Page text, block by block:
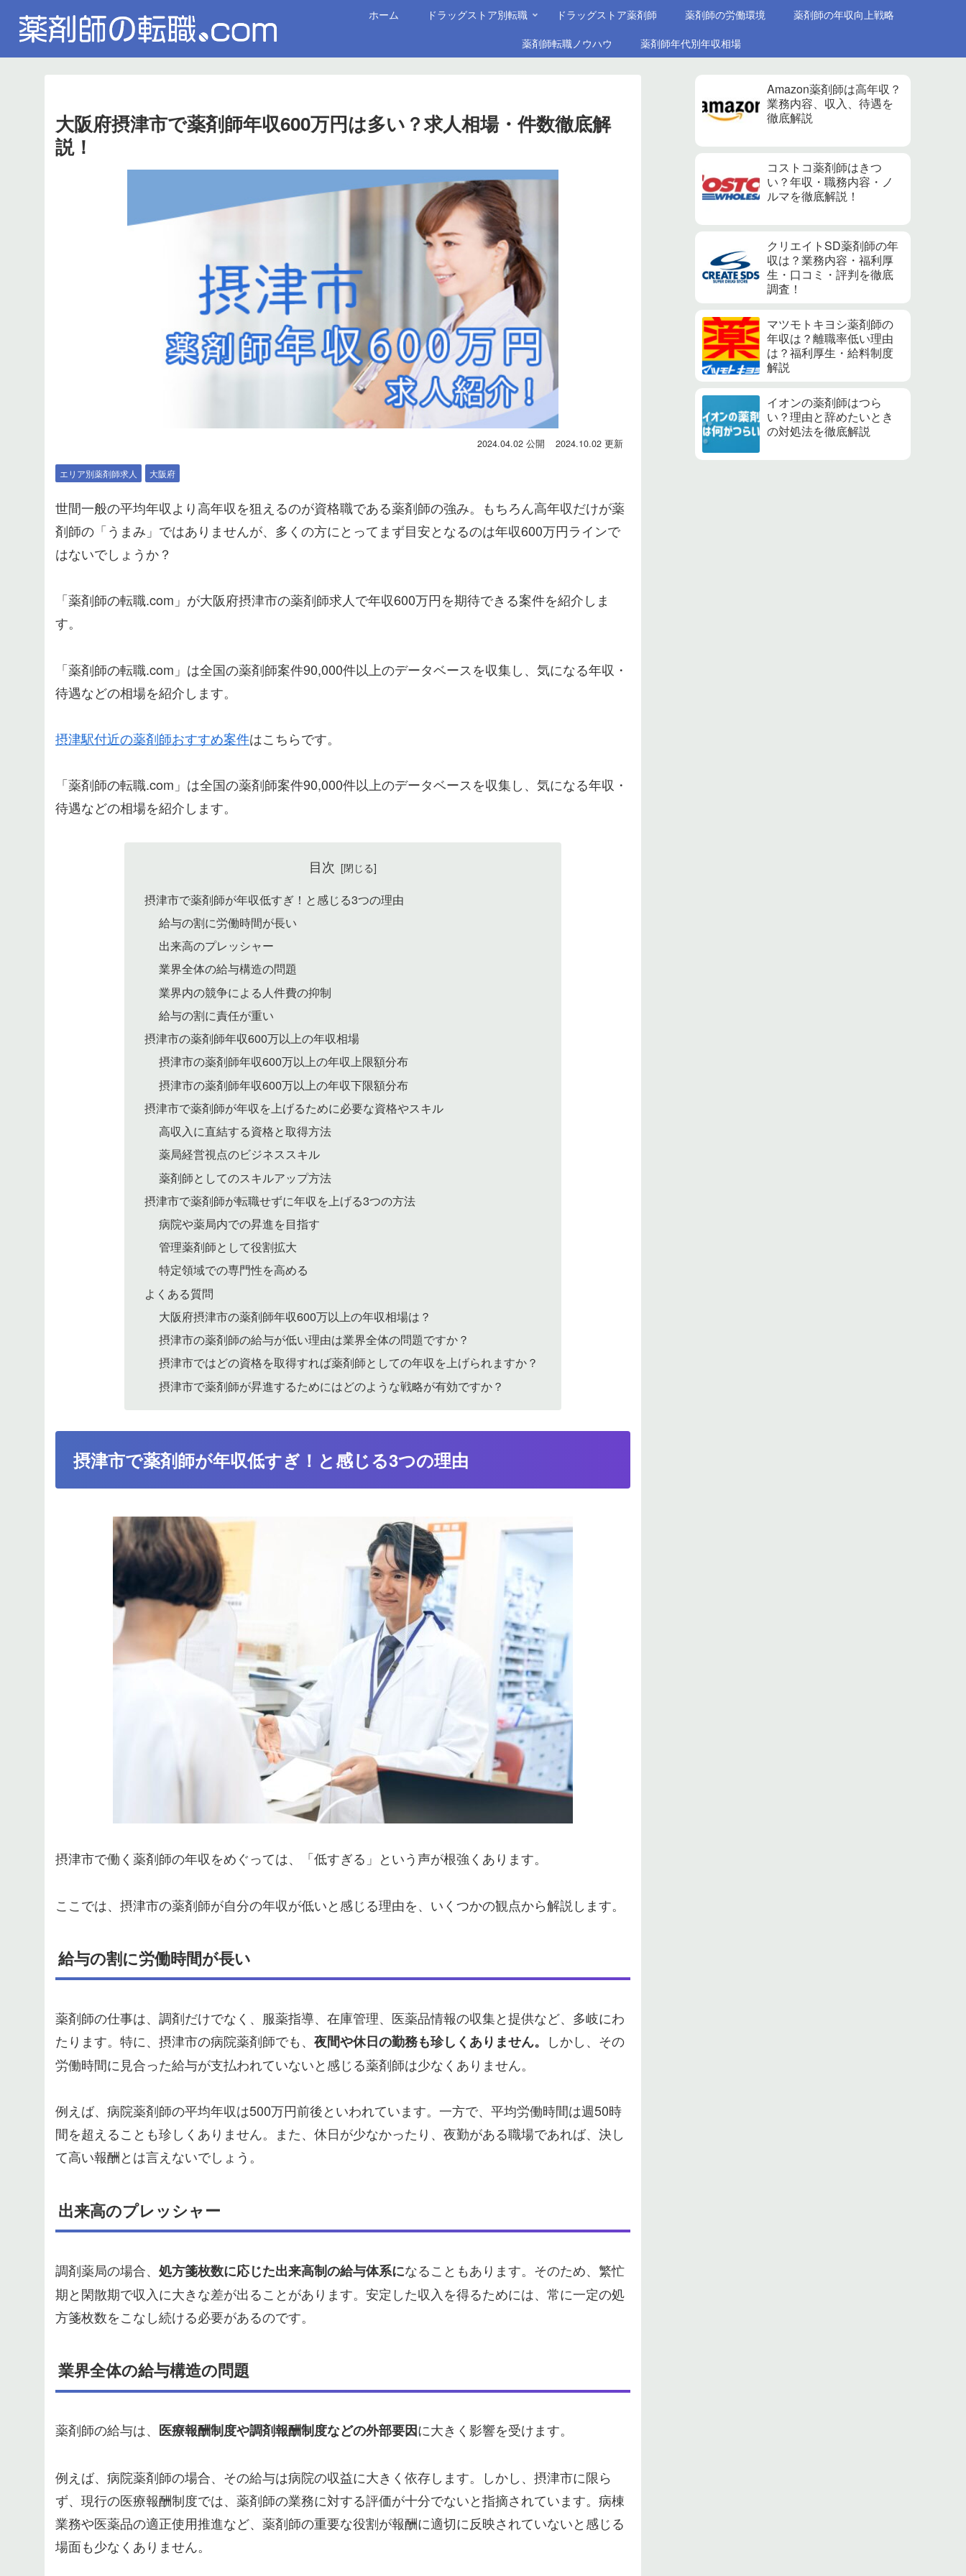
ホーム ドラッグストア別転職 ドラッグストア薬剤師 薬剤師の労働環境
薬剤師の年収向上戦略
薬剤師転職ノウハウ
薬剤師年代別年収相場
大阪府摂津市で薬剤師年収600万円は多い？求人相場・件数徹底解
説！
2024.04.02 2024.10.02
エリア別薬剤師求人 大阪府
世間一般の平均年収より高年収を狙えるのが資格職である薬剤師の強み。もちろん高年収だけが薬
剤師の「うまみ」ではありませんが、多くの方にとってまず目安となるのは年収600万円ラインで
はないでしょうか？
「薬剤師の転職.com」が大阪府摂津市の薬剤師求人で年収600万円を期待できる案件を紹介しま
す。
「薬剤師の転職.com」は全国の薬剤師案件90,000件以上のデータベースを収集し、気になる年収・
待遇などの相場を紹介します。
摂津駅付近の薬剤師おすすめ案件はこちらです。
「薬剤師の転職.com」は全国の薬剤師案件90,000件以上のデータベースを収集し、気になる年収・
待遇などの相場を紹介します。
目次
摂津市で薬剤師が年収低すぎ！と感じる3つの理由
給与の割に労働時間が長い
出来高のプレッシャー
業界全体の給与構造の問題
業界内の競争による人件費の抑制
給与の割に責任が重い
摂津市の薬剤師年収600万以上の年収相場
摂津市の薬剤師年収600万以上の年収上限額分布
摂津市の薬剤師年収600万以上の年収下限額分布
摂津市で薬剤師が年収を上げるために必要な資格やスキル
高収入に直結する資格と取得方法
薬局経営視点のビジネススキル
薬剤師としてのスキルアップ方法
摂津市で薬剤師が転職せずに年収を上げる3つの方法
病院や薬局内での昇進を目指す
管理薬剤師として役割拡大
特定領域での専門性を高める
よくある質問
大阪府摂津市の薬剤師年収600万以上の年収相場は？
摂津市の薬剤師の給与が低い理由は業界全体の問題ですか？
摂津市ではどの資格を取得すれば薬剤師としての年収を上げられますか？
摂津市で薬剤師が昇進するためにはどのような戦略が有効ですか？
摂津市で薬剤師が年収低すぎ！と感じる3つの理由
摂津市で働く薬剤師の年収をめぐっては、「低すぎる」という声が根強くあります。
ここでは、摂津市の薬剤師が自分の年収が低いと感じる理由を、いくつかの観点から解説します。
給与の割に労働時間が長い
薬剤師の仕事は、調剤だけでなく、服薬指導、在庫管理、医薬品情報の収集と提供など、多岐にわ
たります。特に、摂津市の病院薬剤師でも、 夜間や休日の勤務も珍しくありません。 しかし、その
労働時間に見合った給与が支払われていないと感じる薬剤師は少なくありません。
例えば、病院薬剤師の平均年収は500万円前後といわれています。一方で、平均労働時間は週50時
間を超えることも珍しくありません。また、休日が少なかったり、夜勤がある職場であれば、決し
て高い報酬とは言えないでしょう。
出来高のプレッシャー
調剤薬局の場合、 処方箋枚数に応じた出来高制の給与体系になることもあります。そのため、繁忙
期と閑散期で収入に大きな差が出ることがあります。安定した収入を得るためには、常に一定の処
方箋枚数をこなし続ける必要があるのです。
業界全体の給与構造の問題
薬剤師の給与は、 医療報酬制度や調剤報酬制度などの外部要因に大きく影響を受けます。
例えば、病院薬剤師の場合、その給与は病院の収益に大きく依存します。しかし、摂津市に限ら
ず、現行の医療報酬制度では、薬剤師の業務に対する評価が十分でないと指摘されています。病棟
業務や医薬品の適正使用推進など、薬剤師の重要な役割が報酬に適切に反映されていないと感じる
場面も少なくありません。
Amazon薬剤師は高年収？
業務内容、収入、待遇を
徹底解説
コストコ薬剤師はきつ
い？年収・職務内容・ノ
ルマを徹底解説！
クリエイトSD薬剤師の年
収は？業務内容・福利厚
生・口コミ・評判を徹底
調査！
マツモトキヨシ薬剤師の
年収は？離職率低い理由
は？福利厚生・給料制度
解説
イオンの薬剤師はつら
い？理由と辞めたいとき
の対処法を徹底解説